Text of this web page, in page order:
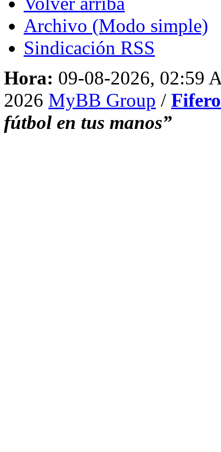
Archivo (Modo simple)
Sindicación RSS
Hora: 09-08-2026, 02:59
2026 MyBB Group /
fútbol en tus manos”